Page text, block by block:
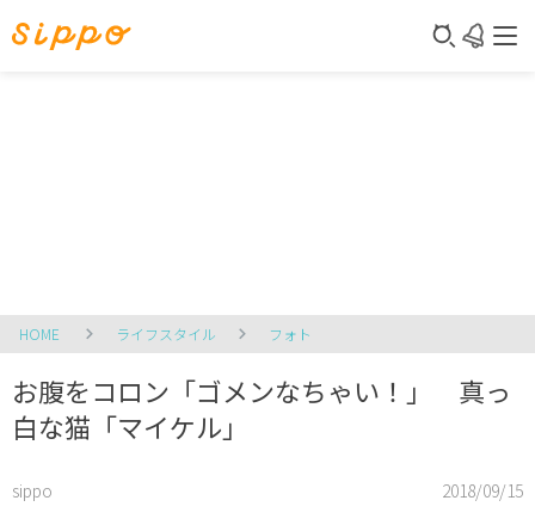
HOME ライフスタイル フォト
お腹をコロン「ゴメンなちゃい！」 真っ
白な猫「マイケル」
sippo 2018/09/15